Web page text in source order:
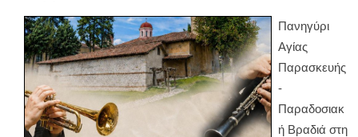
Πανηγύρι
Αγίας
Παρασκευής
-
Παραδοσιακ
ή Βραδιά στη